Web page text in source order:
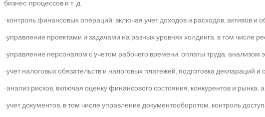
бизнес-процессов и т. д.
-контроль финансовых операций, включая учет доходов и расходов, активов и
-управление проектами и задачами на разных уровнях холдинга, в том числе
-управление персоналом с учетом рабочего времени, оплаты труда, анализом
-учет налоговых обязательств и налоговых платежей, подготовка деклараций и
-анализ рисков, включая оценку финансового состояния, конкурентов и рынка,
-учет документов, в том числе управление документооборотом, контроль